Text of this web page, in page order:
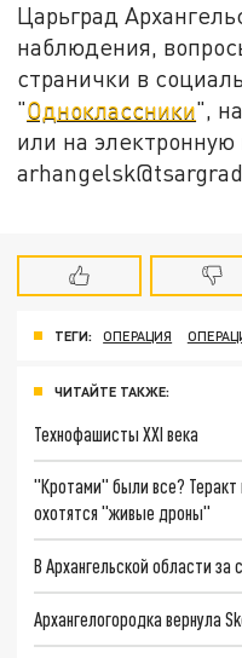
Царьград
наблюдения,
странички в
"Одноклассники",
или на электронную
ТЕГИ: ОПЕРАЦИЯ
ЧИТАЙТЕ ТАКЖЕ:
Технофашисты XXI века
"Кротами" были все? Теракт
охотятся "живые дроны"
В Архангельской области за
Архангелогородка вернула